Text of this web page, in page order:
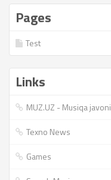
Pages
Test
Links
MUZ.UZ - Musiqa javoni
Texno News
Games